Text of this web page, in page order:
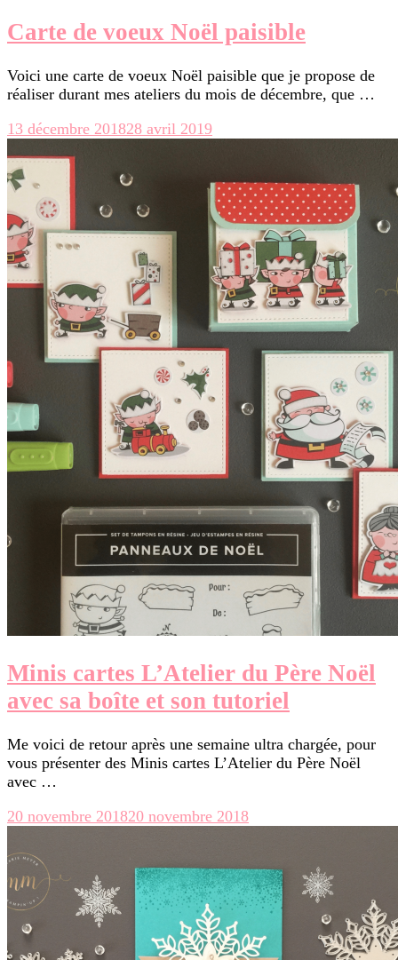
Carte de voeux Noël paisible
Voici une carte de voeux Noël paisible que je propose de
réaliser durant mes ateliers du mois de décembre, que …
13 décembre 201828 avril 2019
Minis cartes L’Atelier du Père Noël
avec sa boîte et son tutoriel
Me voici de retour après une semaine ultra chargée, pour
vous présenter des Minis cartes L’Atelier du Père Noël
avec …
20 novembre 201820 novembre 2018